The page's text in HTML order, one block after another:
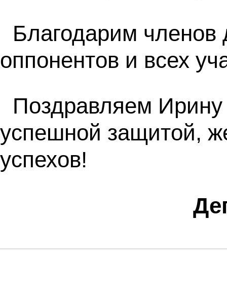
Благодарим членов
оппонентов и всех
Поздравляем Ирину
успешной защитой,
успехов!